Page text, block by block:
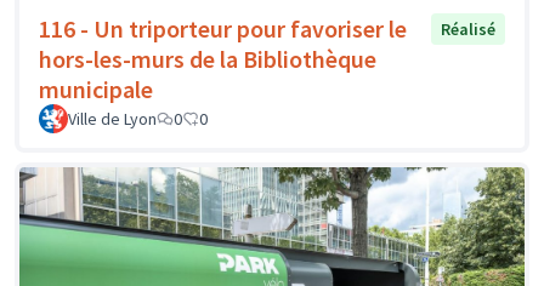
116 - Un triporteur pour favoriser le
hors-les-murs de la Bibliothèque
municipale
Réalisé
Ville de Lyon 0 0